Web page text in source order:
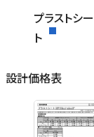
プラストシー
ト
設計価格表